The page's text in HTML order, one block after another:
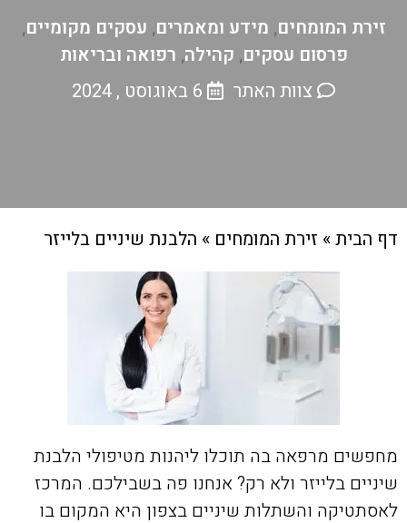
זירת המומחים, מידע ומאמרים, עסקים מקומיים,
פרסום עסקים, קהילה, רפואה ובריאות
צוות האתר
6 באוגוסט , 2024
דף הבית» זירת המומחים » הלבנת שיניים בלייזר
מחפשים מרפאה בה תוכלו ליהנות מטיפולי הלבנת
שיניים בלייזר ולא רק? אנחנו פה בשבילכם. המרכז
לאסתטיקה והשתלות שיניים בצפון היא המקום בו